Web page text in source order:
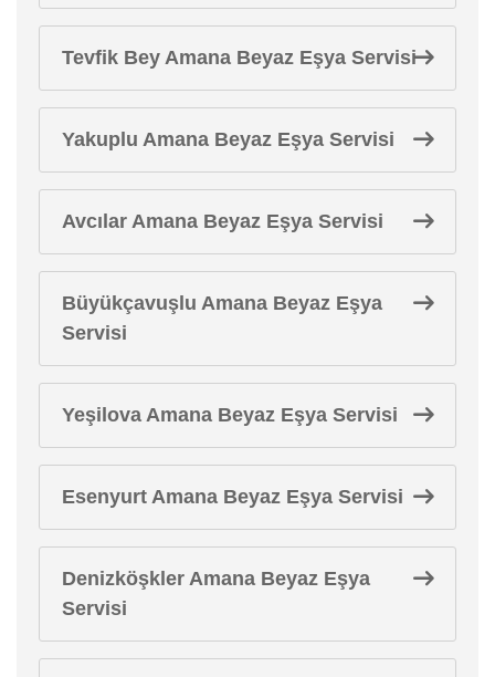
Tevfik Bey Amana Beyaz Eşya Servisi
Yakuplu Amana Beyaz Eşya Servisi
Avcılar Amana Beyaz Eşya Servisi
Büyükçavuşlu Amana Beyaz Eşya
Servisi
Yeşilova Amana Beyaz Eşya Servisi
Esenyurt Amana Beyaz Eşya Servisi
Denizköşkler Amana Beyaz Eşya
Servisi